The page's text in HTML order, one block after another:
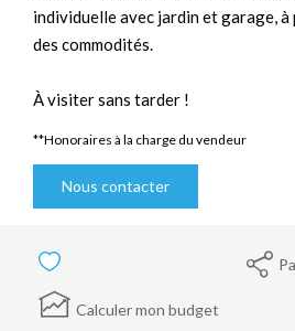
individuelle avec jardin et garage,
des commodités.
À visiter sans tarder !
**Honoraires à la charge du vendeur
Nous contacter
Calculer mon budget